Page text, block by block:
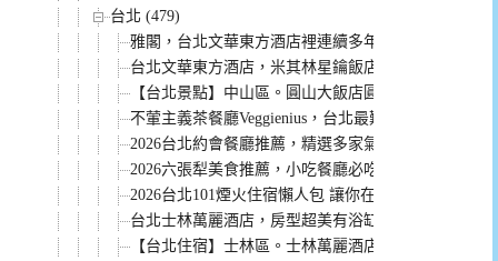
台北 (479)
雅閣，台北文華東方酒店裡連續多年米其林一星餐廳
台北文華東方酒店，米其林星鑰飯店。行政房型獨家
【台北景點】中山區。圓山大飯店圓山密道 溜滑梯
不葷主義茶餐廳Veggienius，台北最難訂的蔬食餐廳
2026台北約會餐廳推薦，精選多家氣氛浪漫餐點好
2026六張犁美食推薦，小吃餐廳必吃美食整理給你！
2026台北101煙火住宿懶人包 讓你在飯店欣賞跨年煙
台北士林萬麗酒店，房型超美有浴缸。還有無邊際山
【台北住宿】士林區。士林萬麗酒店Renaissance